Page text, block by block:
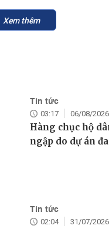
Xem thêm
Tin tức
03:17 06/08/2026
Hàng chục hộ
ngập do dự án
Tin tức
02:04 31/07/2026